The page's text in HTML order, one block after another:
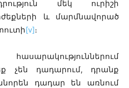
մեկ ուրիշի
և մարմնավորած
[v]։
չեն դադարում, դրանք
դադար են առնում